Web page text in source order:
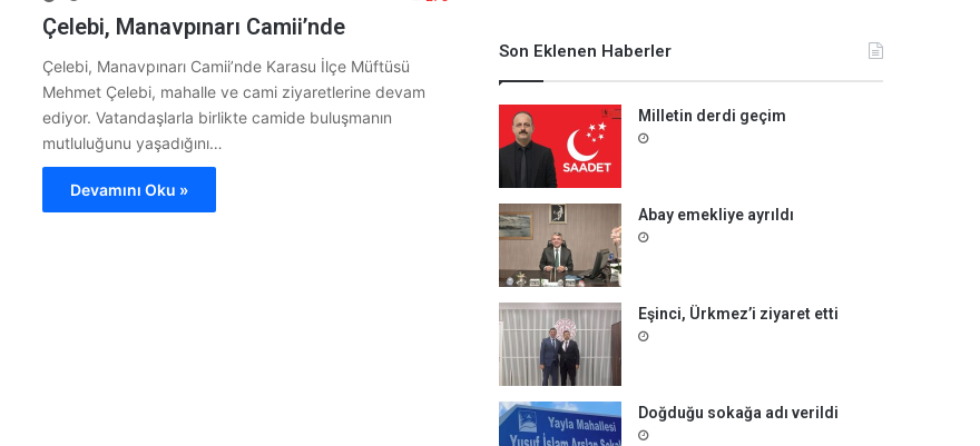
Çelebi, Manavpınarı Camii’nde
Çelebi, Manavpınarı Camii’nde Karasu İlçe Müftüsü
Mehmet Çelebi, mahalle ve cami ziyaretlerine devam
ediyor. Vatandaşlarla birlikte camide buluşmanın
mutluluğunu yaşadığını…
Devamını Oku »
Son Eklenen Haberler
Milletin derdi geçim
Abay emekliye ayrıldı
Eşinci, Ürkmez’i ziyaret etti
Doğduğu sokağa adı verildi